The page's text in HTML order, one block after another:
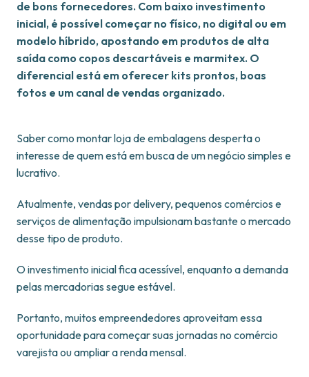
de bons fornecedores. Com baixo investimento
inicial, é possível começar no físico, no digital ou em
modelo híbrido, apostando em produtos de alta
saída como copos descartáveis e marmitex. O
diferencial está em oferecer kits prontos, boas
fotos e um canal de vendas organizado.
Saber como montar loja de embalagens desperta o
interesse de quem está em busca de um negócio simples e
lucrativo.
Atualmente, vendas por delivery, pequenos comércios e
serviços de alimentação impulsionam bastante o mercado
desse tipo de produto.
O investimento inicial fica acessível, enquanto a demanda
pelas mercadorias segue estável.
Portanto, muitos empreendedores aproveitam essa
oportunidade para começar suas jornadas no comércio
varejista ou ampliar a renda mensal.